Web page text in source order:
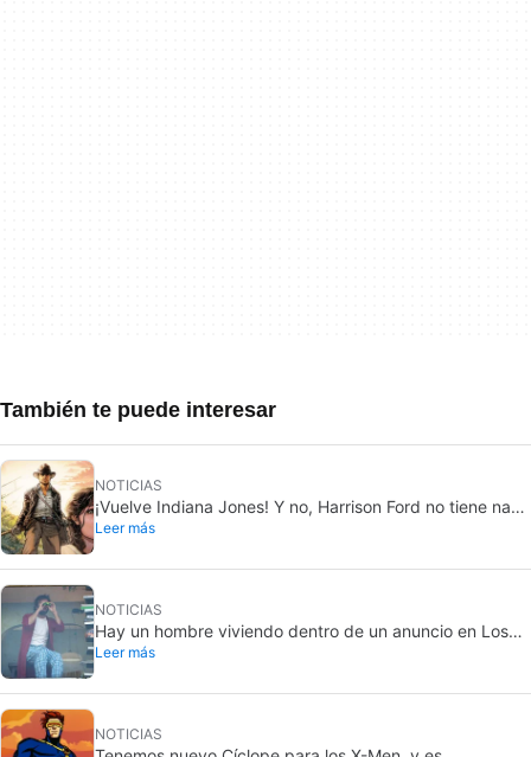
También te puede interesar
NOTICIAS
¡Vuelve Indiana Jones! Y no, Harrison Ford no tiene nada
que ver con este proyecto
Leer más
NOTICIAS
Hay un hombre viviendo dentro de un anuncio en Los
Angeles, y solo unos pocos saben qué película está
Leer más
NOTICIAS